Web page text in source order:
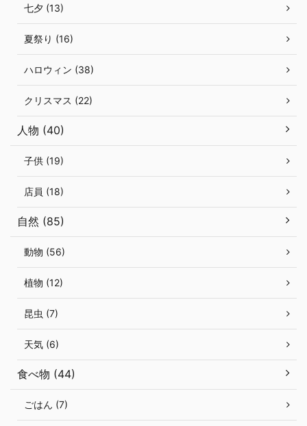
七夕 (13)
夏祭り (16)
ハロウィン (38)
クリスマス (22)
人物 (40)
子供 (19)
店員 (18)
自然 (85)
動物 (56)
植物 (12)
昆虫 (7)
天気 (6)
食べ物 (44)
ごはん (7)